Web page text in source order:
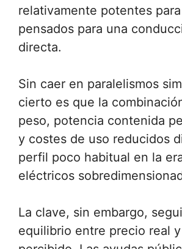
relativamente potentes
pensados para una
directa.
Sin caer en paralelismos
cierto es que la
peso, potencia contenida
y costes de uso reducidos
perfil poco habitual en la
eléctricos
La clave, sin embargo,
equilibrio entre precio real